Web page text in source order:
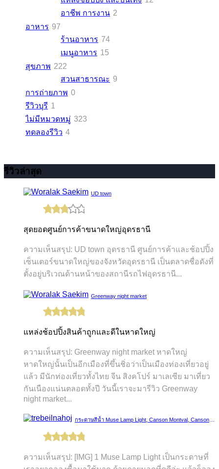
อาชีพ การงาน 2
อาหาร 97
ร้านอาหาร 74
เมนูอาหาร 15
สุขภาพ 222
สวนสาธารณะ 9
การถ่ายภาพ 0
รีวิวบุรี 1
ไม่มีหมวดหมู่ 323
ทดลองรีวิว 4
รีวิวล่าสุด
UD town
สุดยอดศูนย์การค้าขนาดใหญ่อุดรธานี
ความเห็นสรุป: UD town อุดรธานี ศูนย์การค้าและช้อปปิ้ง
เซ็นเตอร์ขนาดใหญ่ของจังหวัดอุดรธานี เป็นตลาดชื่อดังที่
ตั้งอยู่บริเวณด้านหน้าของสถานีรถไฟอุดรธานี...
Greenway night market
แหล่งช้อปปิ้งสินค้าถูกและดีในหาดใหญ่
ความเห็นสรุป: Greenway night market หาดใหญ่
หาดใหญ่นั้นเป็นอีกเมืองที่ขึ้นชิ่อว่าเป็นเมืองท่องเที่ยวอยู่
แล้ว มีนักท่องเที่ยวทั้งไทย จีน สิงคโปร์ มาเลเซีย มาเที่ยว
กันเนืองแน่นตลอดทั้งปี วันนี้เราจะมารีวิว Greenway
night market...
ความเห็นสรุป: [IMG] 1 Muse Lamp Light เป็นกระดาษที่